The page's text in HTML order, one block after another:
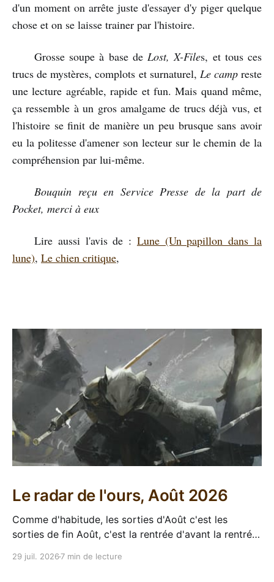
d'un moment on arrête juste d'essayer d'y piger quelque
chose et on se laisse trainer par l'histoire.
Grosse soupe à base deLost, X-Files, et tous ces
trucs de mystères, complots et surnaturel, Le campreste
une lecture agréable, rapide et fun. Mais quand même,
ça ressemble à un gros amalgame de trucs déjà vus, et
l'histoire se finit de manière un peu brusque sans avoir
eu la politesse d'amener son lecteur sur le chemin de la
compréhension par lui-même.
Bouquin reçu en Service Presse de la part de
Pocket, merci à eux
Lire aussi l'avis de : Lune (Un papillon dans la
lune), Le chien critique,
Le radar de l'ours, Août 2026
Comme d'habitude, les sorties d'Août c'est les
sorties de fin Août, c'est la rentrée d'avant la rentrée,
29 juil. 2026 7 min de lecture